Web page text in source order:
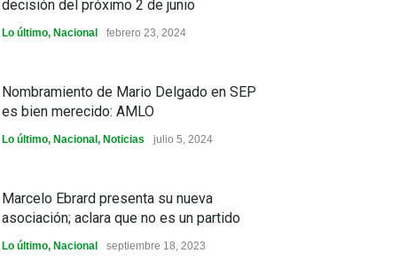
decisión del próximo 2 de junio
Lo último, Nacional febrero 23, 2024
Nombramiento de Mario Delgado en SEP
es bien merecido: AMLO
Lo último, Nacional , Noticias julio 5, 2024
Marcelo Ebrard presenta su nueva
asociación; aclara que no es un partido
Lo último, Nacional septiembre 18, 2023